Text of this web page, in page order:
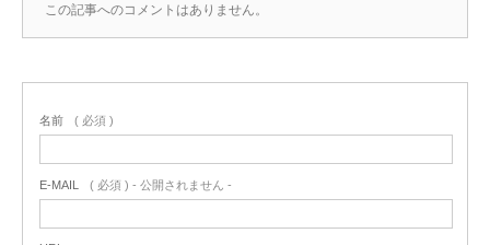
この記事へのコメントはありません。
名前 ( 必須 )
E-MAIL ( 必須 ) - 公開されません -